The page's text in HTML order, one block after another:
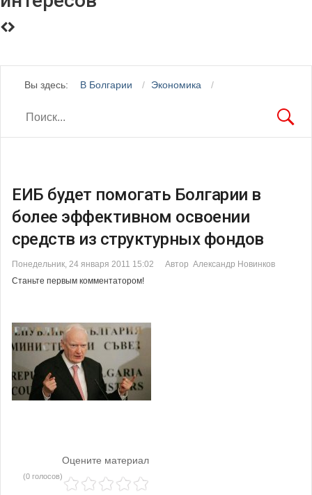
Вы здесь: В Болгарии Экономика
ЕИБ будет помогать Болгарии в
более эффективном освоении
средств из структурных фондов
Понедельник, 24 января 2011 15:02
Автор Александр Новинков
Станьте первым комментатором!
Оцените материал
(0 голосов)